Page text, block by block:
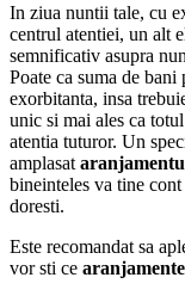
In ziua nuntii tale, cu
centrul atentiei, un alt
semnificativ asupra
Poate ca suma de
exorbitanta, insa
unic si mai ales ca
atentia tuturor. Un
amplasat
bineinteles va tine
doresti.
Este recomandat sa
vor sti ce